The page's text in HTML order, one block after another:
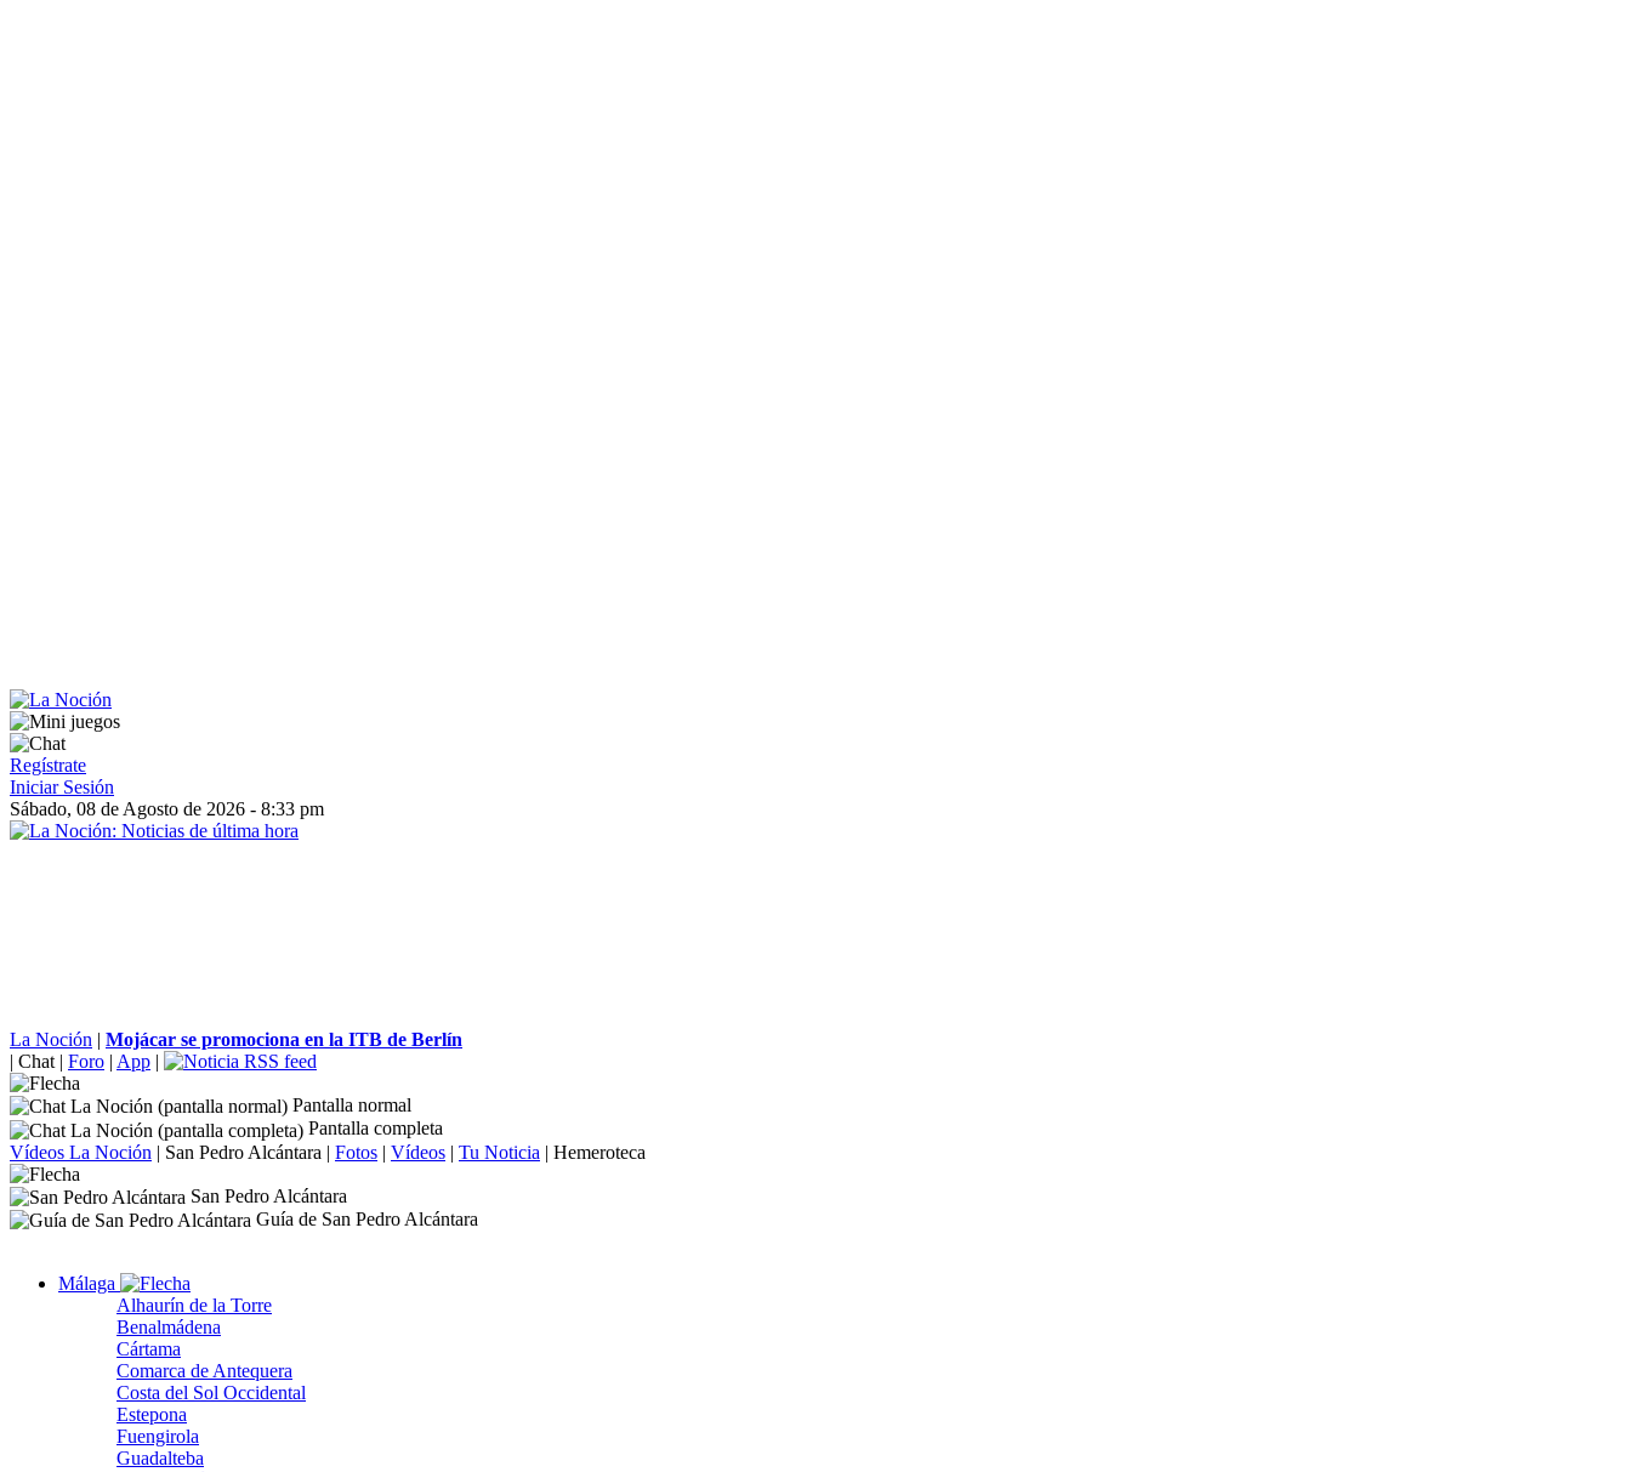
Regístrate
Iniciar Sesión
Sábado, 08 de Agosto de 2026 - 8:33 pm
La Noción | Mojácar se promociona en la ITB de Berlín
| Chat | Foro | App |
Pantalla normal
Pantalla completa
Vídeos La Noción | San Pedro Alcántara | Fotos | Vídeos | Tu Noticia | Hemeroteca
San Pedro Alcántara
Guía de San Pedro Alcántara
Málaga
Alhaurín de la Torre
Benalmádena
Cártama
Comarca de Antequera
Costa del Sol Occidental
Estepona
Fuengirola
Guadalteba